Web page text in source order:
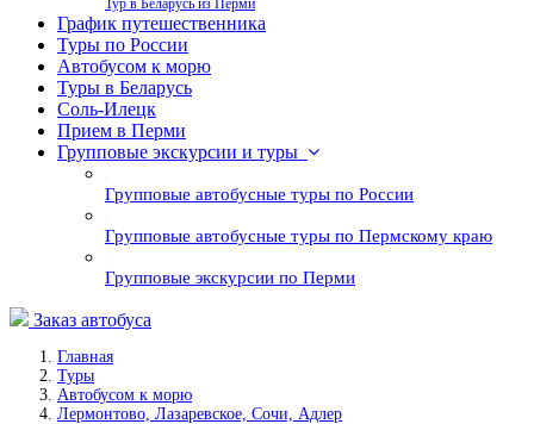
Тур в Беларусь из Перми
График путешественника
Туры по России
Автобусом к морю
Туры в Беларусь
Соль-Илецк
Прием в Перми
Групповые экскурсии и туры
Групповые автобусные туры по России
Групповые автобусные туры по Пермскому краю
Групповые экскурсии по Перми
Заказ автобуса
Главная
Туры
Автобусом к морю
Лермонтово, Лазаревское, Сочи, Адлер